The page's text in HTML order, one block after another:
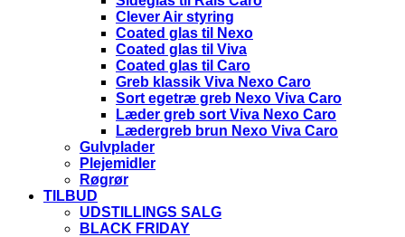
Clever Air styring
Coated glas til Nexo
Coated glas til Viva
Coated glas til Caro
Greb klassik Viva Nexo Caro
Sort egetræ greb Nexo Viva Caro
Læder greb sort Viva Nexo Caro
Lædergreb brun Nexo Viva Caro
Gulvplader
Plejemidler
Røgrør
TILBUD
UDSTILLINGS SALG
BLACK FRIDAY